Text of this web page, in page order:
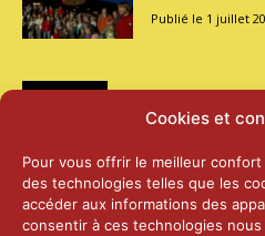
Cookies et
Pour vous offrir le meilleur
des technologies telles que les
accéder aux informations des
consentir à ces technologies
1 juillet
2026 – Laiterie
Maurice
25 juin